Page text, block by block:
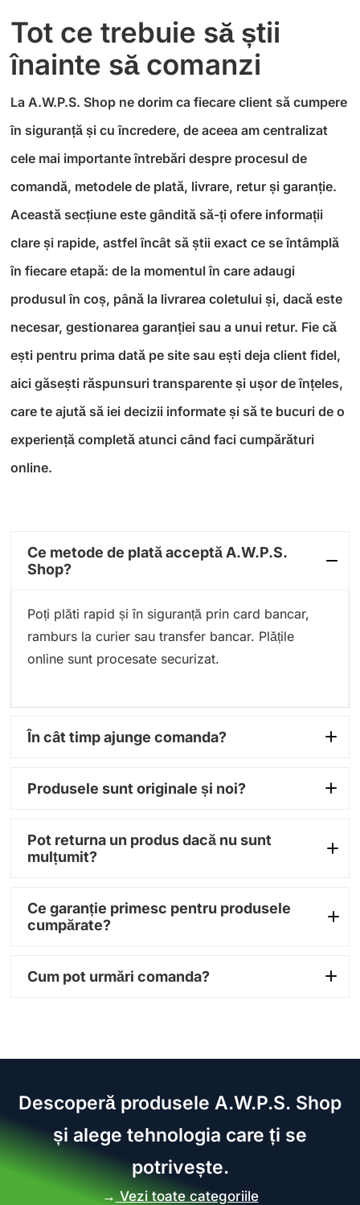
Tot ce trebuie să știi
înainte să comanzi
La A.W.P.S. Shop ne dorim ca fiecare client să cumpere
în siguranță și cu încredere, de aceea am centralizat
cele mai importante întrebări despre procesul de
comandă, metodele de plată, livrare, retur și garanție.
Această secțiune este gândită să-ți ofere informații
clare și rapide, astfel încât să știi exact ce se întâmplă
în fiecare etapă: de la momentul în care adaugi
produsul în coș, până la livrarea coletului și, dacă este
necesar, gestionarea garanției sau a unui retur. Fie că
ești pentru prima dată pe site sau ești deja client fidel,
aici găsești răspunsuri transparente și ușor de înțeles,
care te ajută să iei decizii informate și să te bucuri de o
experiență completă atunci când faci cumpărături
online.
Ce metode de plată acceptă A.W.P.S.
Shop?
Poți plăti rapid și în siguranță prin card bancar,
ramburs la curier sau transfer bancar. Plățile
online sunt procesate securizat.
În cât timp ajunge comanda?
Produsele sunt originale și noi?
100% originale
Pot returna un produs dacă nu sunt
mulțumit?
14 zile
Ce garanție primesc pentru produsele
cumpărate?
garanție între 12 și 36
Cum pot urmări comanda?
Descoperă produsele A.W.P.S. Shop
și alege tehnologia care ți se
potrivește.
→Vezi toate categoriile